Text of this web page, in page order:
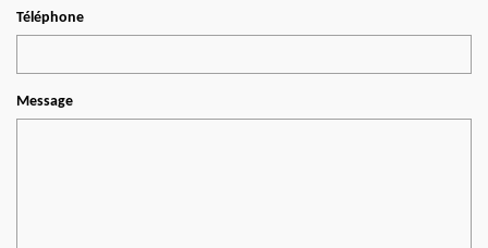
Téléphone
Message